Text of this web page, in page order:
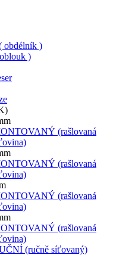
obdélník )
)
(rašlovaná
(rašlovaná
(rašlovaná
(rašlovaná
(ručně síťovaný)